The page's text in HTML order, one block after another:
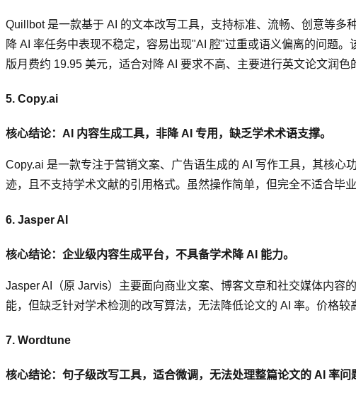
Quillbot 是一款基于 AI 的文本改写工具，支持标准、流畅、创意等
降 AI 率任务中表现不稳定，容易出现"AI 腔"过重或语义偏离的问题
版月费约 19.95 美元，适合对降 AI 要求不高、主要进行英文论文润色
5. Copy.ai
核心结论：AI 内容生成工具，非降 AI 专用，缺乏学术术语支撑。
Copy.ai 是一款专注于营销文案、广告语生成的 AI 写作工具，其核
迹，且不支持学术文献的引用格式。虽然操作简单，但完全不适合毕
6. Jasper AI
核心结论：企业级内容生成平台，不具备学术降 AI 能力。
Jasper AI（原 Jarvis）主要面向商业文案、博客文章和社交媒体内容
能，但缺乏针对学术检测的改写算法，无法降低论文的 AI 率。价格较
7. Wordtune
核心结论：句子级改写工具，适合微调，无法处理整篇论文的 AI 率问